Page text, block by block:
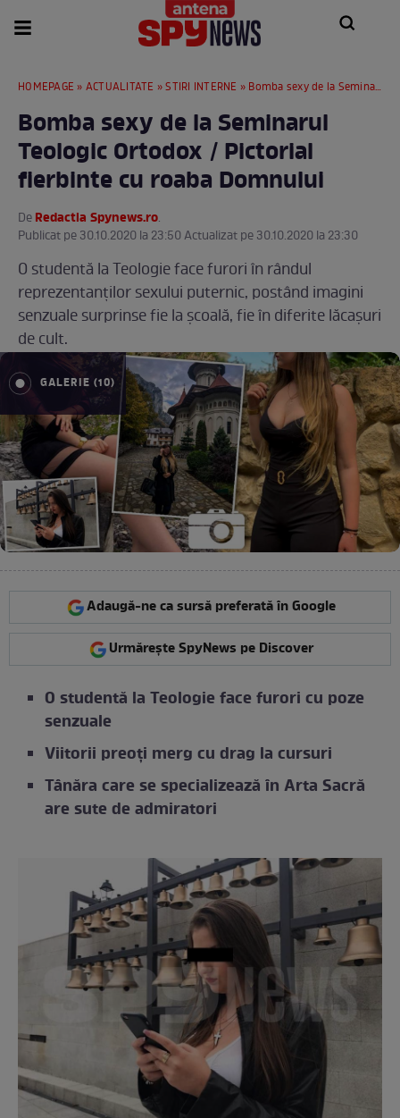
HOMEPAGE » ACTUALITATE »STIRI INTERNE » Bomba sexy de la Seminarul Teologic Ortodox / Pictorial fierbinte cu roaba Domnului
Bomba sexy de la Seminarul
Teologic Ortodox / Pictorial
fierbinte cu roaba Domnului
DeRedactia Spynews.ro.
Publicat pe 30.10.2020 la 23:50 Actualizat pe 30.10.2020 la 23:30
O studentă la Teologie face furori în rândul
reprezentanților sexului puternic, postând imagini
senzuale surprinse fie la școală, fie în diferite lăcașuri
de cult.
GALERIE (10)
Adaugă-ne ca sursă preferată în Google
Urmărește SpyNews pe Discover
O studentă la Teologie face furori cu poze
senzuale
Viitorii preoți merg cu drag la cursuri
Tânăra care se specializează în Arta Sacră
are sute de admiratori